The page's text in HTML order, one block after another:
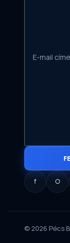
f ○
© 2026 Pécs